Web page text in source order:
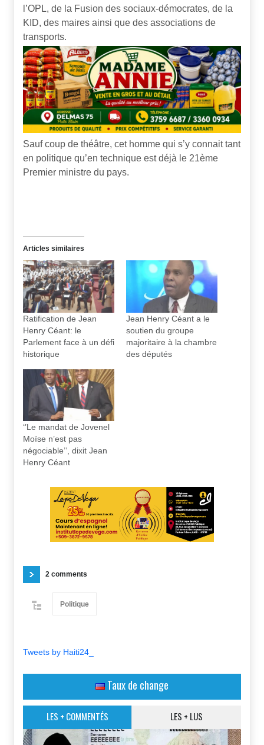
l’OPL, de la Fusion des sociaux-démocrates, de la
KID, des maires ainsi que des associations de
transports.
Sauf coup de théâtre, cet homme qui s’y connait tant
en politique qu’en technique est déjà le 21ème
Premier ministre du pays.
Articles similaires
Ratification de Jean
Henry Céant: le
Parlement face à un défi
historique
Jean Henry Céant a le
soutien du groupe
majoritaire à la chambre
des députés
‘’Le mandat de Jovenel
Moïse n’est pas
négociable’’, dixit Jean
Henry Céant
2 comments
Politique
Tweets by Haiti24_
Taux de change
LES + COMMENTÉS LES + LUS